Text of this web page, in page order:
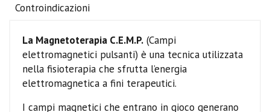
Controindicazioni
La Magnetoterapia C.E.M.P. (Campi
elettromagnetici pulsanti) è una tecnica utilizzata
nella fisioterapia che sfrutta l’energia
elettromagnetica a fini terapeutici.
I campi magnetici che entrano in gioco generano